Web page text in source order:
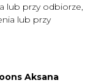
lub przy odbiorze,
lub przy
Aksana